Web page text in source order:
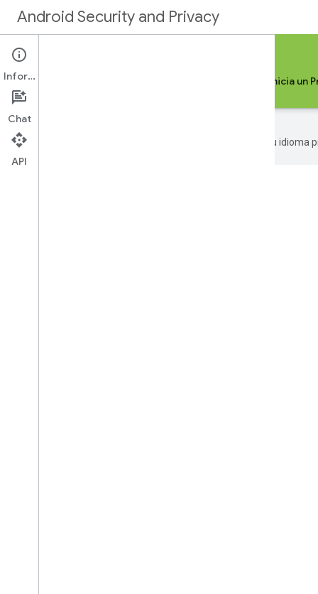
Android Security and Privacy
Seguridad y privacidad de Android para Google
Google Play Protect Inicia un
Google utiliza tecnología de IA para traducir contenido a tu idioma
Información
Chat
API